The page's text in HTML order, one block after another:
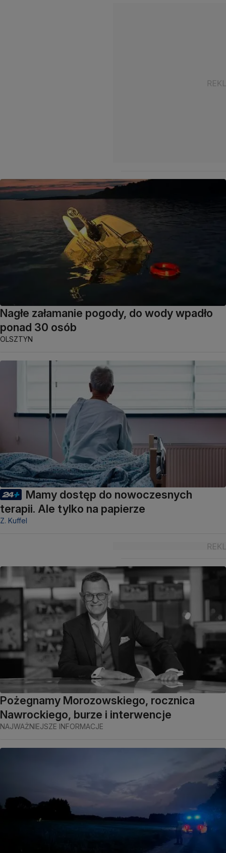
Nagłe załamanie pogody, do wody wpadło
ponad 30 osób
OLSZTYN
Mamy dostęp do nowoczesnych
terapii. Ale tylko na papierze
Z. Kuffel
Pożegnamy Morozowskiego, rocznica
Nawrockiego, burze i interwencje
NAJWAŻNIEJSZE INFORMACJE